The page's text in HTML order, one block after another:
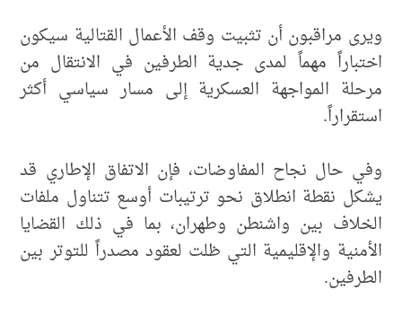
ويرى مراقبون أن تثبيت وقف الأعمال القتالية سيكون
اختباراً مهماً لمدى جدية الطرفين في الانتقال من
مرحلة المواجهة العسكرية إلى مسار سياسي أكثر
استقراراً.
وفي حال نجاح المفاوضات، فإن الاتفاق الإطاري قد
يشكل نقطة انطلاق نحو ترتيبات أوسع تتناول ملفات
الخلاف بين واشنطن وطهران، بما في ذلك القضايا
الأمنية والإقليمية التي ظلت لعقود مصدراً للتوتر بين
الطرفين.